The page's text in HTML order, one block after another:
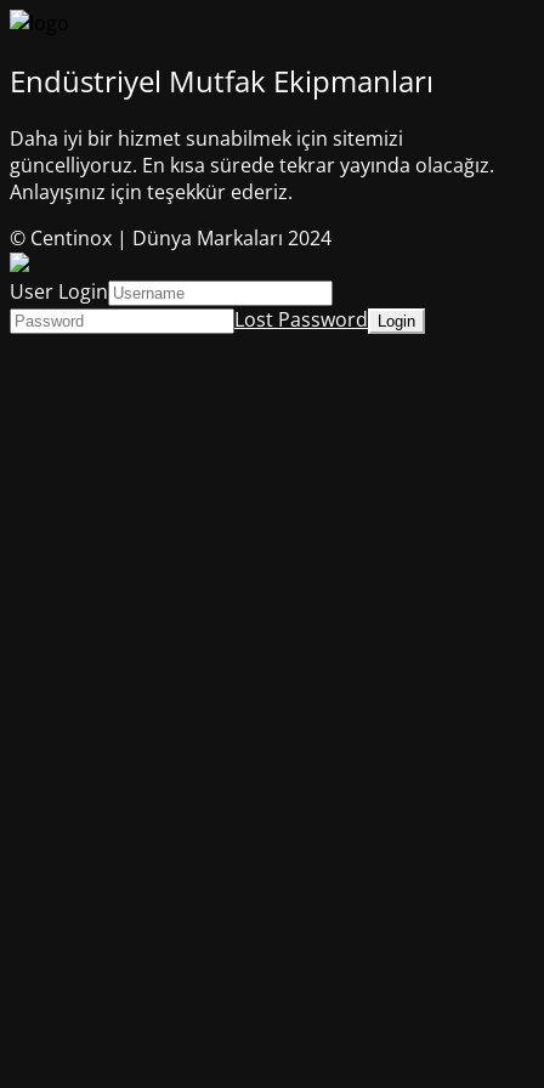
Endüstriyel Mutfak Ekipmanları
Daha iyi bir hizmet sunabilmek için sitemizi
güncelliyoruz. En kısa sürede tekrar yayında olacağız.
Anlayışınız için teşekkür ederiz.
© Centinox | Dünya Markaları 2024
User Login
Lost Password